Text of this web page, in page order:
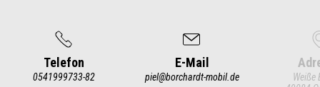
Telefon
0541999733-82
E-Mail
piel@borchardt-mobil.de
Weiße